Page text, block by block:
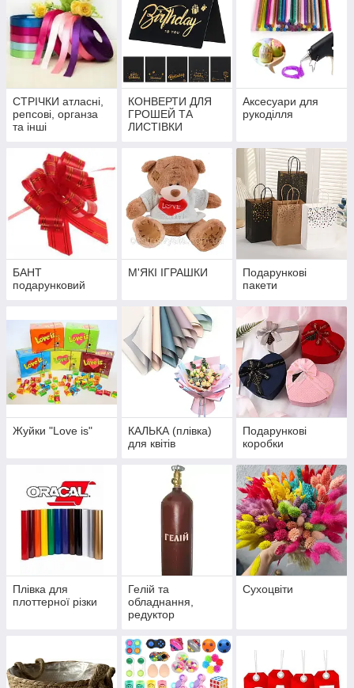
СТРІЧКИ атласні,
репсові, органза
та інші
КОНВЕРТИ ДЛЯ
ГРОШЕЙ ТА
ЛИСТІВКИ
Аксесуари для
рукоділля
БАНТ
подарунковий
М'ЯКІ ІГРАШКИ
Подарункові
пакети
Жуйки "Love is"
КАЛЬКА (плівка)
для квітів
Подарункові
коробки
Плівка для
плоттерної різки
Гелій та
обладнання,
редуктор
Сухоцвіти